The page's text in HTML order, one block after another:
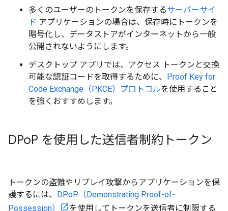
多くのユーザーのトークンを保存するサーバーサイ
ド アプリケーションの場合は、保存時にトークンを
暗号化し、データストアがインターネットから一般
公開されないようにします。
デスクトップ アプリでは、アクセス トークンと交換
可能な認証コードを取得するために、 Proof Key for
Code Exchange（PKCE）プロトコルを使用すること
を強くおすすめします。
DPoP を使用した送信者制約トークン
トークンの盗難やリプレイ攻撃からアプリケーションを保
護するには、 DPoP（Demonstrating Proof-of-
Possession）
を使用してトークンを送信者に制限する